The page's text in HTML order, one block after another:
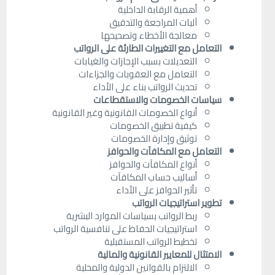
أهمية الرقابة الداخلية
آليات المراجعة والتدقيق
معالجة الأخطاء وتصحيحها
التعامل مع التغييرات الطارئة على الرواتب
التعديلات بسبب الإجازات والغيابات
التعامل مع العقوبات والجزاءات
تحديث الرواتب بناء على الأداء
سياسات الخصومات والاستقطاعات
أنواع الخصومات القانونية وغير القانونية
كيفية تطبيق الخصومات
توثيق وإدارة الخصومات
التعامل مع المكافآت والحوافز
أنواع المكافآت والحوافز
أساليب حساب المكافآت
تأثير الحوافز على الأداء
تطوير استراتيجيات الرواتب
ربط الرواتب بسياسات الموارد البشرية
استراتيجيات الحفاظ على تنافسية الرواتب
تخطيط الرواتب المستقبلية
الامتثال للمعايير القانونية والمالية
الالتزام بالقوانين الدولية والمحلية